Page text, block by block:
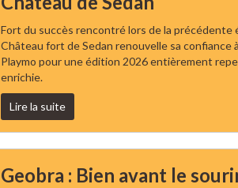
Fort du succès rencontré lors de la précédente
Château fort de Sedan renouvelle sa confiance
Playmo pour une édition 2026 entièrement
enrichie.
Lire la suite
Geobra : Bien avant le